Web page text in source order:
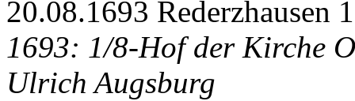
20.08.1693 Rederzhausen
1693: 1/8-Hof der Kirche
Ulrich Augsburg